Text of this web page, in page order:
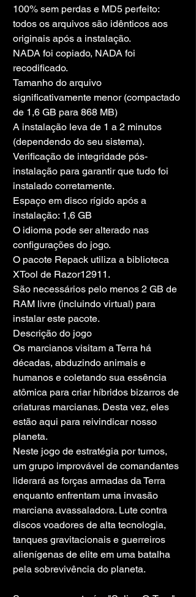
100% sem perdas e MD5 perfeito:
todos os arquivos são idênticos aos
originais após a instalação.
NADA foi copiado, NADA foi
recodificado.
Tamanho do arquivo
significativamente menor (compactado
de 1,6 GB para 868 MB)
A instalação leva de 1 a 2 minutos
(dependendo do seu sistema).
Verificação de integridade pós-
instalação para garantir que tudo foi
instalado corretamente.
Espaço em disco rígido após a
instalação: 1,6 GB
O idioma pode ser alterado nas
configurações do jogo.
O pacote Repack utiliza a biblioteca
XTool de Razor12911.
São necessários pelo menos 2 GB de
RAM livre (incluindo virtual) para
instalar este pacote.
Descrição do jogo
Os marcianos visitam a Terra há
décadas, abduzindo animais e
humanos e coletando sua essência
atômica para criar híbridos bizarros de
criaturas marcianas. Desta vez, eles
estão aqui para reivindicar nosso
planeta.
Neste jogo de estratégia por turnos,
um grupo improvável de comandantes
liderará as forças armadas da Terra
enquanto enfrentam uma invasão
marciana avassaladora. Lute contra
discos voadores de alta tecnologia,
tanques gravitacionais e guerreiros
alienígenas de elite em uma batalha
pela sobrevivência do planeta.